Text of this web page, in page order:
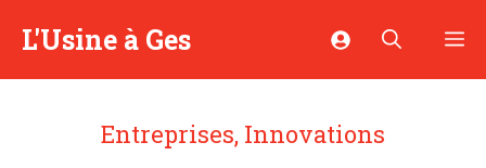
L'Usine à Ges
Entreprises, Innovations